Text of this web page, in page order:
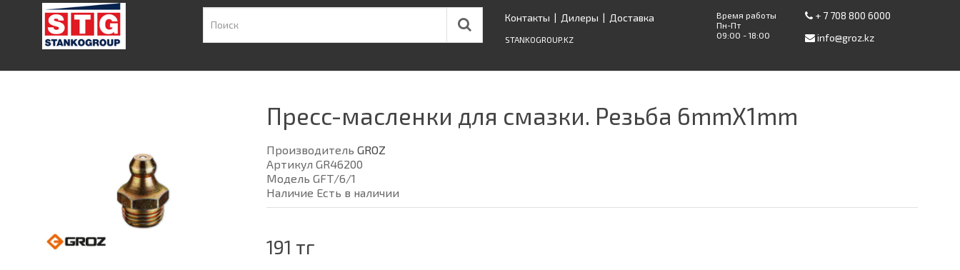
Контакты | Дилеры | Доставка
STANKOGROUP.KZ
Время работы
Пн-Пт
09:00 - 18:00
+ 7 708 800 6000
info@groz.kz
Пресс-масленки для смазки. Резьба 6mmX1mm
Производитель GROZ
Артикул GR46200
Модель GFT/6/1
Наличие Есть в наличии
191 тг